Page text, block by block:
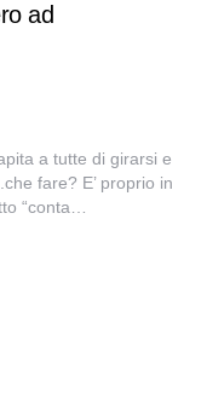
ad
a tutte di girarsi e
fare? E’ proprio in
“conta…